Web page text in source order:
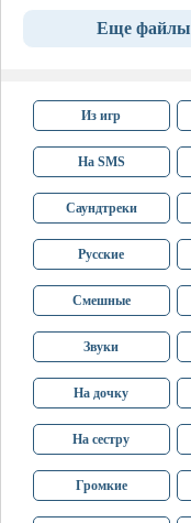
Еще файлы
Из игр
На SMS
Саундтреки
Русские
Смешные
Звуки
На дочку
На сестру
Громкие